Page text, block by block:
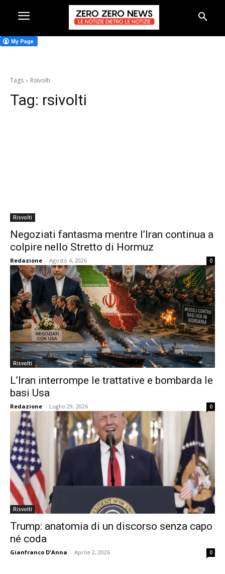
Tags Rsivolti
Tag: rsivolti
Risvolti
Negoziati fantasma mentre l’Iran continua a
colpire nello Stretto di Hormuz
Redazione - Agosto 4, 2026 0
Risvolti
L’Iran interrompe le trattative e bombarda le
basi Usa
Redazione - Luglio 29, 2026 0
Risvolti
Trump: anatomia di un discorso senza capo
né coda
Gianfranco D'Anna - Aprile 2, 2026 0